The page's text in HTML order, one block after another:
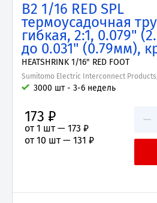
B2 1/16 RED SPL
термоусадочная
гибкая, 2:1, 0.079"
до 0.031" (0.79мм),
HEATSHRINK 1/16" RED FOOT
Sumitomo Electric Interconnect
3000 шт - 3-6 недель
−
173 ₽
от 1 шт — 173 ₽
от 10 шт — 131 ₽